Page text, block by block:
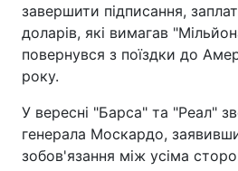
завершити підписання,
доларів, які вимагав
повернувся з поїздки до
року.
У вересні "Барса" та "Реал"
генерала Москардо,
зобов'язання між усіма